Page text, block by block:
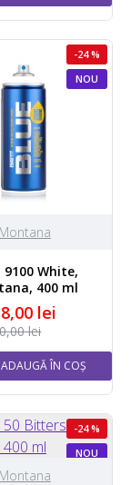
NOU
-24 %
Montana
9100 White,
400 ml
lei
lei
ADAUGĂ ÎN COȘ
NOU
-24 %
Montana